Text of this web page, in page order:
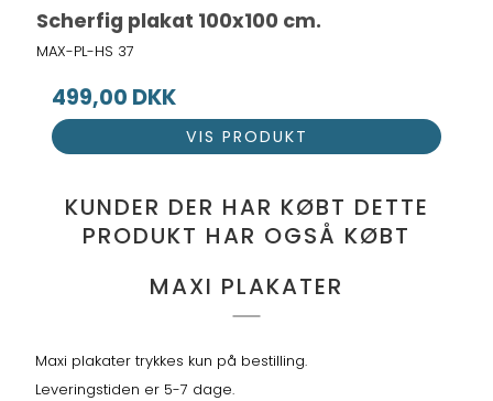
Scherfig plakat 100x100 cm.
MAX-PL-HS 37
499,00 DKK
VIS PRODUKT
KUNDER DER HAR KØBT DETTE
PRODUKT HAR OGSÅ KØBT
MAXI PLAKATER
Maxi plakater trykkes kun på bestilling.
Leveringstiden er 5-7 dage.